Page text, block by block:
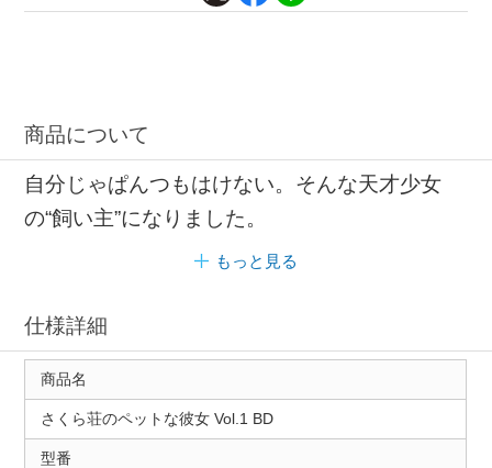
商品について
自分じゃぱんつもはけない。そんな天才少女
の“飼い主”になりました。
もっと見る
仕様詳細
商品名
さくら荘のペットな彼女 Vol.1 BD
型番